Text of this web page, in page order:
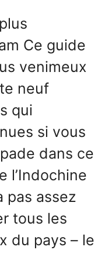
Ce guide
venimeux
neuf
qui
si vous
dans ce
l’Indochine
pas assez
tous les
du pays – le